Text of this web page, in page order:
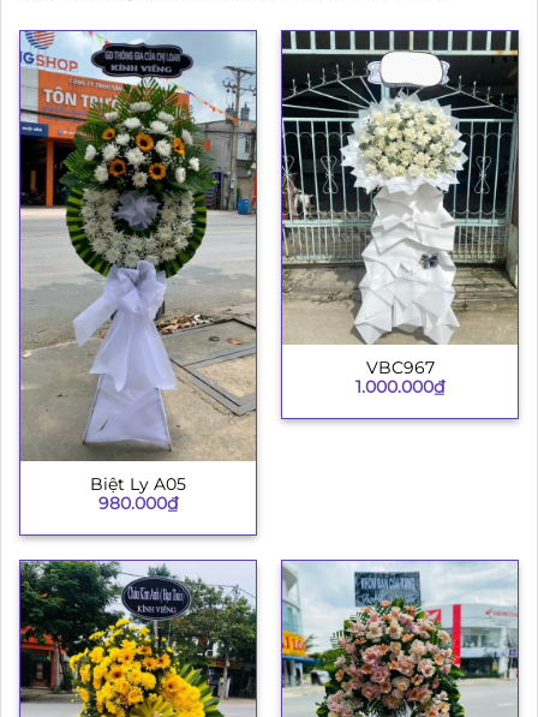
Biệt Ly A05
980.000₫
VBC967
1.000.000₫